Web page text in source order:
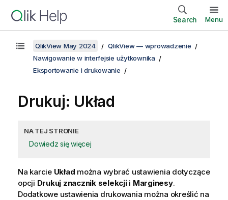
Search Menu
QlikView May 2024
QlikView — wprowadzenie
Nawigowanie w interfejsie użytkownika
Eksportowanie i drukowanie
Drukuj: Układ
NA TEJ STRONIE
Dowiedz się więcej
Na karcie Układ można wybrać ustawienia dotyczące
opcji Drukuj znacznik selekcjii Marginesy.
Dodatkowe ustawienia drukowania można określić na